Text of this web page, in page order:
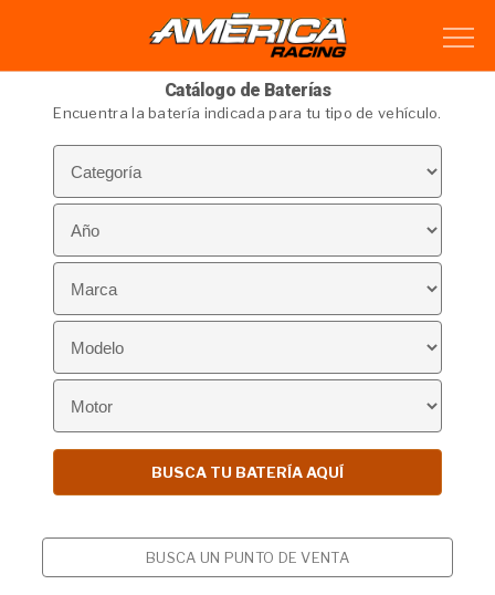
Catálogo de Baterías
Encuentra la batería indicada para tu tipo de vehículo.
BUSCA UN PUNTO DE VENTA